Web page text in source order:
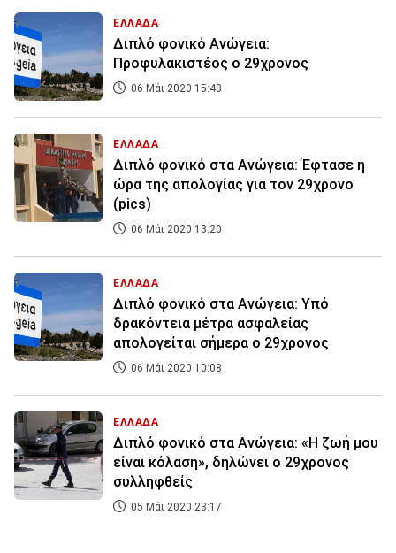
ΕΛΛΑΔΑ
Διπλό φονικό Ανώγεια:
Προφυλακιστέος ο 29χρονος
06 Μάι 2020 15:48
ΕΛΛΑΔΑ
Διπλό φονικό στα Ανώγεια: Έφτασε η
ώρα της απολογίας για τον 29χρονο
(pics)
06 Μάι 2020 13:20
ΕΛΛΑΔΑ
Διπλό φονικό στα Ανώγεια: Υπό
δρακόντεια μέτρα ασφαλείας
απολογείται σήμερα ο 29χρονος
06 Μάι 2020 10:08
ΕΛΛΑΔΑ
Διπλό φονικό στα Ανώγεια: «Η ζωή μου
είναι κόλαση», δηλώνει ο 29χρονος
συλληφθείς
05 Μάι 2020 23:17